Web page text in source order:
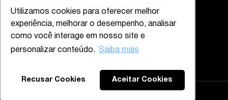
Utilizamos cookies para oferecer melhor
experiência, melhorar o desempenho, analisar
como você interage em nosso site e
personalizar conteúdo. Saiba mais
Recusar Cookies Aceitar Cookies